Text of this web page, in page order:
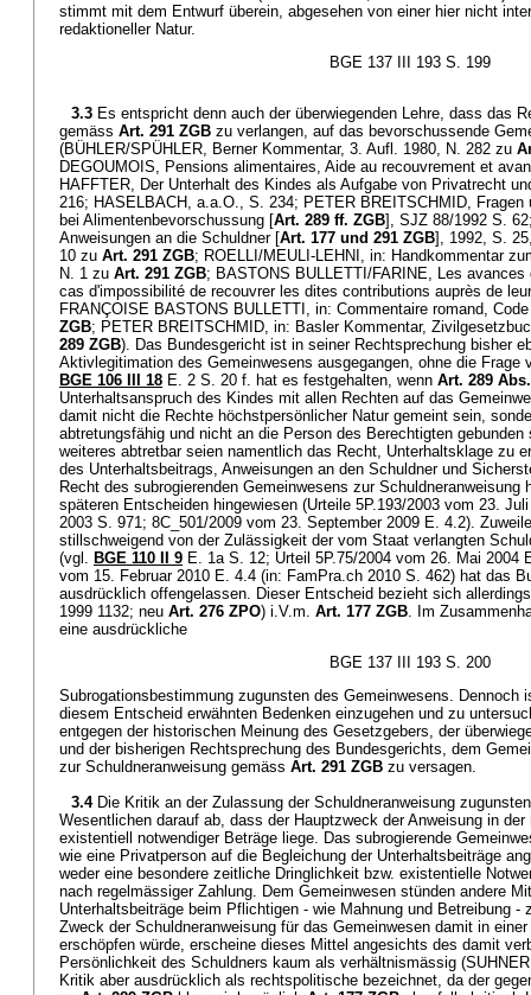
stimmt mit dem Entwurf überein, abgesehen von einer hier nicht
redaktioneller Natur.
BGE 137 III 193 S. 199
3.3 Es entspricht denn auch der überwiegenden Lehre, dass das
gemäss Art. 291 ZGB zu verlangen, auf das bevorschussende
(BÜHLER/SPÜHLER, Berner Kommentar, 3. Aufl. 1980, N. 282 zu
DEGOUMOIS, Pensions alimentaires, Aide au recouvrement et
HAFFTER, Der Unterhalt des Kindes als Aufgabe von Privatrecht
216; HASELBACH, a.a.O., S. 234; PETER BREITSCHMID, Fragen
bei Alimentenbevorschussung [Art. 289 ff. ZGB], SJZ 88/1992 S.
Anweisungen an die Schuldner [Art. 177 und 291 ZGB], 1992, S.
10 zu Art. 291 ZGB; ROELLI/MEULI-LEHNI, in: Handkommentar
N. 1 zu Art. 291 ZGB; BASTONS BULLETTI/FARINE, Les
cas d'impossibilité de recouvrer les dites contributions auprès de
FRANÇOISE BASTONS BULLETTI, in: Commentaire romand,
ZGB; PETER BREITSCHMID, in: Basler Kommentar,
289 ZGB). Das Bundesgericht ist in seiner Rechtsprechung bisher
Aktivlegitimation des Gemeinwesens ausgegangen, ohne die Frage
BGE 106 III 18 E. 2 S. 20 f. hat es festgehalten, wenn Art. 289
Unterhaltsanspruch des Kindes mit allen Rechten auf das
damit nicht die Rechte höchstpersönlicher Natur gemeint sein,
abtretungsfähig und nicht an die Person des Berechtigten
weiteres abtretbar seien namentlich das Recht, Unterhaltsklage zu
des Unterhaltsbeitrags, Anweisungen an den Schuldner und
Recht des subrogierenden Gemeinwesens zur Schuldneranweisung
späteren Entscheiden hingewiesen (Urteile 5P.193/2003 vom 23.
2003 S. 971; 8C_501/2009 vom 23. September 2009 E. 4.2).
stillschweigend von der Zulässigkeit der vom Staat verlangten
(vgl. BGE 110 II 9 E. 1a S. 12; Urteil 5P.75/2004 vom 26. Mai 2004
vom 15. Februar 2010 E. 4.4 (in: FamPra.ch 2010 S. 462) hat das
ausdrücklich offengelassen. Dieser Entscheid bezieht sich
1999 1132; neu Art. 276 ZPO) i.V.m. Art. 177 ZGB. Im
eine ausdrückliche
BGE 137 III 193 S. 200
Subrogationsbestimmung zugunsten des Gemeinwesens. Dennoch
diesem Entscheid erwähnten Bedenken einzugehen und zu
entgegen der historischen Meinung des Gesetzgebers, der
und der bisherigen Rechtsprechung des Bundesgerichts, dem
zur Schuldneranweisung gemäss Art. 291 ZGB zu versagen.
3.4 Die Kritik an der Zulassung der Schuldneranweisung
Wesentlichen darauf ab, dass der Hauptzweck der Anweisung in
existentiell notwendiger Beträge liege. Das subrogierende
wie eine Privatperson auf die Begleichung der Unterhaltsbeiträge
weder eine besondere zeitliche Dringlichkeit bzw. existentielle
nach regelmässiger Zahlung. Dem Gemeinwesen stünden andere
Unterhaltsbeiträge beim Pflichtigen - wie Mahnung und Betreibung -
Zweck der Schuldneranweisung für das Gemeinwesen damit in
erschöpfen würde, erscheine dieses Mittel angesichts des damit
Persönlichkeit des Schuldners kaum als verhältnismässig
Kritik aber ausdrücklich als rechtspolitische bezeichnet, da der